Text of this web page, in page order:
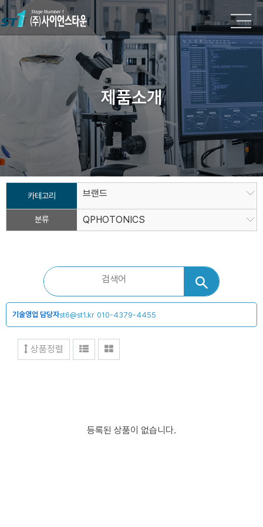
제품소개
카테고리 브랜드
분류 QPHOTONICS
기술영업 담당자st6@st1.kr 010-4379-4455
상품정렬
등록된 상품이 없습니다.